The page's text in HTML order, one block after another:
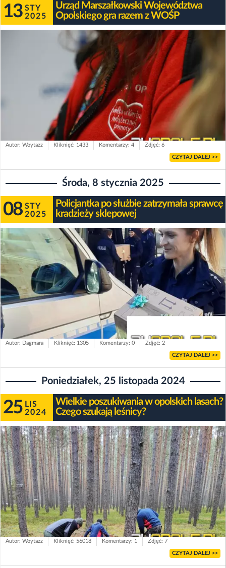
13 STY
2025
Urząd Marszałkowski Województwa
Opolskiego gra razem z WOŚP
Autor: Woytazz Kliknięć: 1433 Komentarzy: 4 Zdjęć: 6
CZYTAJ DALEJ >>
Środa, 8 stycznia 2025
08 STY
2025
Policjantka po służbie zatrzymała sprawcę
kradzieży sklepowej
Autor: Dagmara Kliknięć: 1305 Komentarzy: 0 Zdjęć: 2
CZYTAJ DALEJ >>
Poniedziałek, 25 listopada 2024
25 LIS
2024
Wielkie poszukiwania w opolskich lasach?
Czego szukają leśnicy?
Autor: Woytazz Kliknięć: 56018 Komentarzy: 1 Zdjęć: 7
CZYTAJ DALEJ >>